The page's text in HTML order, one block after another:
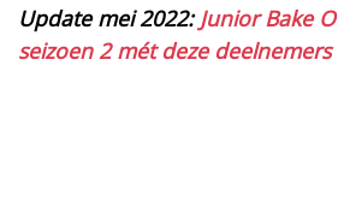
Update mei 2022: Junior Bake
seizoen 2 mét deze